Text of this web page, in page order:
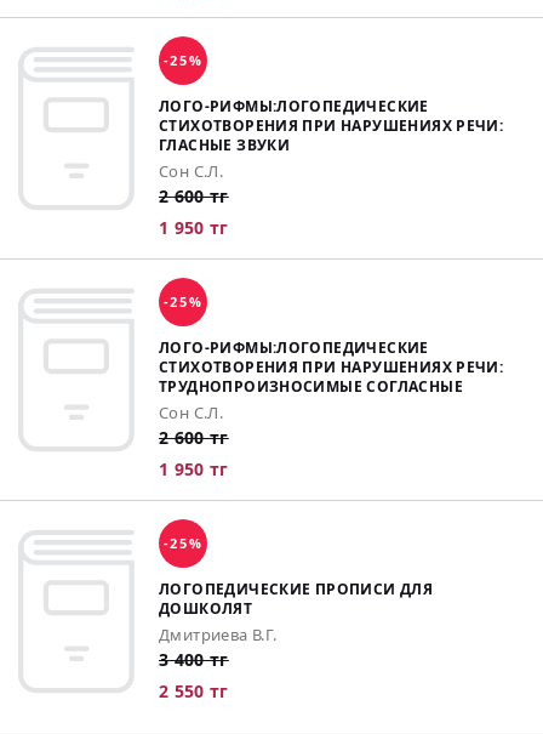
-25%
ЛОГО-РИФМЫ:ЛОГОПЕДИЧЕСКИЕ
СТИХОТВОРЕНИЯ ПРИ НАРУШЕНИЯХ РЕЧИ:
ГЛАСНЫЕ ЗВУКИ
Сон С.Л.
2 600 тг
1 950 тг
-25%
ЛОГО-РИФМЫ:ЛОГОПЕДИЧЕСКИЕ
СТИХОТВОРЕНИЯ ПРИ НАРУШЕНИЯХ РЕЧИ:
ТРУДНОПРОИЗНОСИМЫЕ СОГЛАСНЫЕ
Сон С.Л.
2 600 тг
1 950 тг
-25%
ЛОГОПЕДИЧЕСКИЕ ПРОПИСИ ДЛЯ
ДОШКОЛЯТ
Дмитриева В.Г.
3 400 тг
2 550 тг